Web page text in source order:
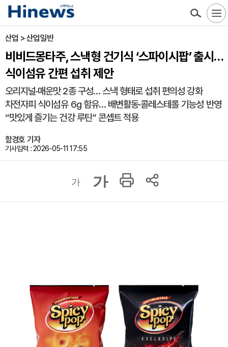
산업 > 산업일반
비비드몽타주, 스낵형 건기식 ‘스파이시팝’ 출시…
식이섬유 간편 섭취 제안
오리지널·매운맛 2종 구성… 스낵 형태로 섭취 편의성 강화
차전자피 식이섬유 6g 함유… 배변활동·콜레스테롤 기능성 반영
“맛있게 즐기는 건강 루틴” 콘셉트 적용
함경호 기자
기사입력 : 2026-05-11 17:55
가 가